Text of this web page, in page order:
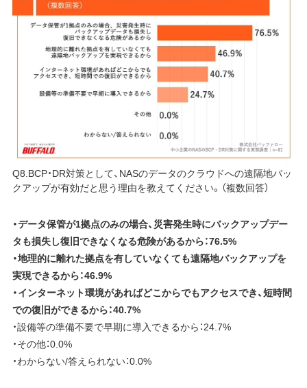
Q8.BCP・DR対策として、NASのデータのクラウドへの遠隔地バッ
クアップが有効だと思う理由を教えてください。（複数回答）
・データ保管が1拠点のみの場合、災害発生時にバックアップデー
タも損失し復旧できなくなる危険があるから：76.5%
・地理的に離れた拠点を有していなくても遠隔地バックアップを
実現できるから：46.9%
・インターネット環境があればどこからでもアクセスでき、短時間
での復旧ができるから：40.7%
・設備等の準備不要で早期に導入できるから：24.7%
・その他：0.0%
・わからない/答えられない：0.0%